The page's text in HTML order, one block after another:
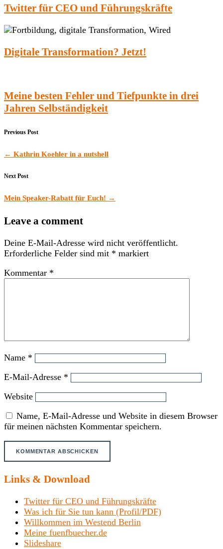
Twitter für CEO und Führungskräfte
Digitale Transformation? Jetzt!
Meine besten Fehler und Tiefpunkte in drei
Jahren Selbständigkeit
Previous Post
← Kathrin Koehler in a nutshell
Next Post
Mein Speaker-Rabatt für Euch! →
Leave a comment
Deine E-Mail-Adresse wird nicht veröffentlicht.
Erforderliche Felder sind mit * markiert
Kommentar *
Name *
E-Mail-Adresse *
Website
Name, E-Mail-Adresse und Website in diesem Browser
für meinen nächsten Kommentar speichern.
Links & Download
Twitter für CEO und Führungskräfte
Was ich für Sie tun kann (Profil/PDF)
Willkommen im Westend Berlin
Meine fuenfbuecher.de
Slideshare